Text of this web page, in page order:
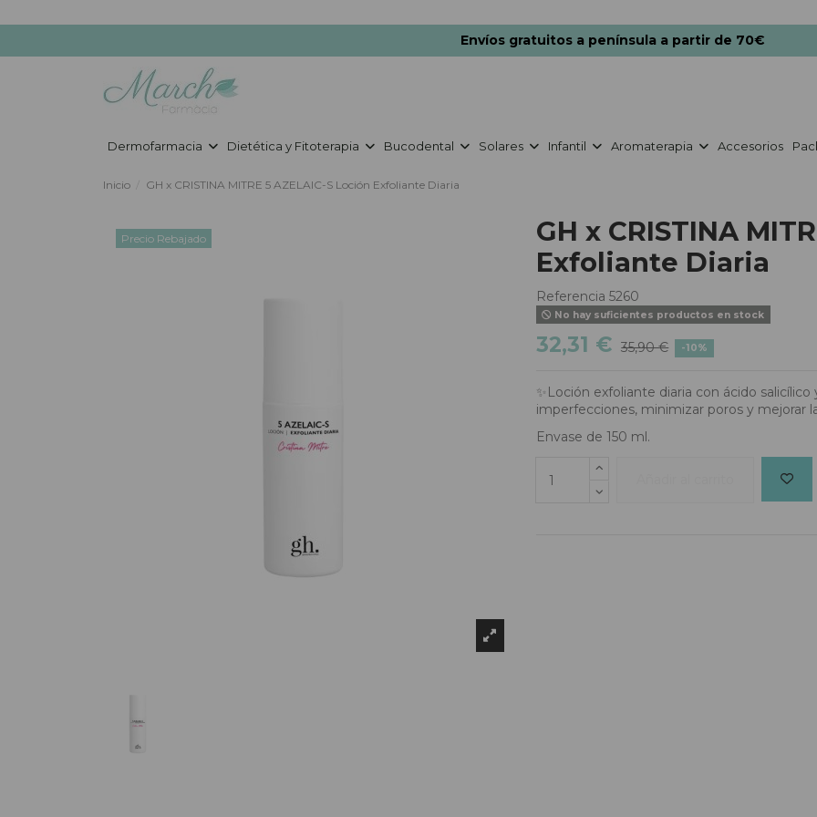
Envíos gratuitos a península a partir de 70€
Dermofarmacia Dietética y Fitoterapia Bucodental Solares Infantil Aromaterapia Accesorios
Inicio GH x CRISTINA MITRE 5 AZELAIC-S Loción Exfoliante Diaria
Precio Rebajado
GH x CRISTINA
Exfoliante Diaria
Referencia 5260
No hay suficientes productos en stock
32,31 € 35,90 € -10%
✨Loción exfoliante diaria con ácido
imperfecciones, minimizar poros y mejorar
Envase de 150 ml.